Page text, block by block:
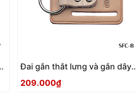
Đai gắn thắt lưng và gắn dây
an toàn màu be TOP KOGYO
SFC-B
209.000₫